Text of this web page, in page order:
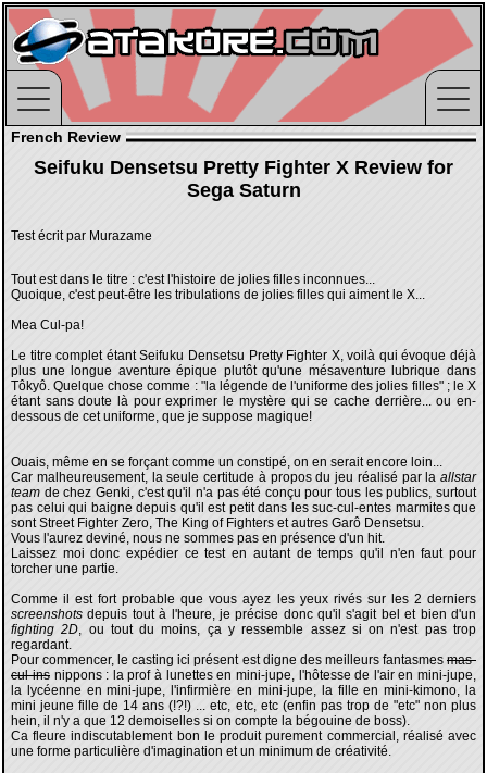
French Review
Seifuku Densetsu Pretty Fighter X Review for
Sega Saturn
Test écrit par Murazame
Tout est dans le titre : c'est l'histoire de jolies filles inconnues...
Quoique, c'est peut-être les tribulations de jolies filles qui aiment le X...
Mea Cul-pa!
Le titre complet étant Seifuku Densetsu Pretty Fighter X, voilà qui évoque déjà
plus une longue aventure épique plutôt qu'une mésaventure lubrique dans
Tôkyô. Quelque chose comme : "la légende de l'uniforme des jolies filles" ; le X
étant sans doute là pour exprimer le mystère qui se cache derrière... ou en-
dessous de cet uniforme, que je suppose magique!
Ouais, même en se forçant comme un constipé, on en serait encore loin...
Car malheureusement, la seule certitude à propos du jeu réalisé par la allstar
team de chez Genki, c'est qu'il n'a pas été conçu pour tous les publics, surtout
pas celui qui baigne depuis qu'il est petit dans les suc-cul-entes marmites que
sont Street Fighter Zero, The King of Fighters et autres Garô Densetsu.
Vous l'aurez deviné, nous ne sommes pas en présence d'un hit.
Laissez moi donc expédier ce test en autant de temps qu'il n'en faut pour
torcher une partie.
Comme il est fort probable que vous ayez les yeux rivés sur les 2 derniers
screenshots depuis tout à l'heure, je précise donc qu'il s'agit bel et bien d'un
fighting 2D, ou tout du moins, ça y ressemble assez si on n'est pas trop
regardant.
Pour commencer, le casting ici présent est digne des meilleurs fantasmes mas-
cul-ins nippons : la prof à lunettes en mini-jupe, l'hôtesse de l'air en mini-jupe,
la lycéenne en mini-jupe, l'infirmière en mini-jupe, la fille en mini-kimono, la
mini jeune fille de 14 ans (!?!) ... etc, etc, etc (enfin pas trop de "etc" non plus
hein, il n'y a que 12 demoiselles si on compte la bégouine de boss).
Ca fleure indiscutablement bon le produit purement commercial, réalisé avec
une forme particulière d'imagination et un minimum de créativité.